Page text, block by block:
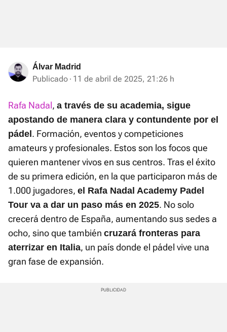
Álvar Madrid
Publicado 11 de abril de 2025, 21:26 h
Rafa Nadal, a través de su academia, sigue
apostando de manera clara y contundente por el
pádel . Formación, eventos y competiciones
amateurs y profesionales. Estos son los focos que
quieren mantener vivos en sus centros. Tras el éxito
de su primera edición, en la que participaron más de
1.000 jugadores, el Rafa Nadal Academy Padel
Tour va a dar un paso más en 2025. No solo
crecerá dentro de España, aumentando sus sedes a
ocho, sino que también cruzará fronteras para
aterrizar en Italia, un país donde el pádel vive una
gran fase de expansión.